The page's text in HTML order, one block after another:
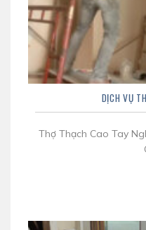
DỊCH VỤ
Thợ Thạch Cao Tay